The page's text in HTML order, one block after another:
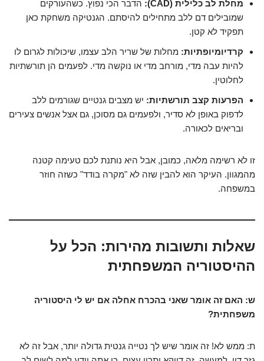
מחלת לב כלילית (CAD):
הדבר הכי נפוץ. כשהעורקים
שמובילים דם ללב מתחילים להיסתם. הגנטיקה משחקת כאן
תפקיד לא קטן.
קרדיומיופתיות: מחלות של שריר הלב עצמו, שיכולות לגרום לו
להיות עבה מדי, מורחב מדי או נוקשה מדי. לפעמים הן תורשתיות
לחלוטין.
הפרעות קצב תורשתיות: יש מצבים גנטיים שגורמים ללב
לדפוק באופן לא סדיר, ולפעמים גם מסוכן, גם אצל אנשים צעירים
ובריאים לכאורה.
זו לא רשימה מלאה, כמובן, אבל היא נותנת לכם טעימה קטנה
מהמגוון. העיקר הוא להבין שזה לא "מקרה בודד" כשזה חוזר
במשפחה.
שאלות ותשובות מהירות: הכל על
ההיסטוריה המשפחתית
ש: האם זה אומר שאני בהכרח אחלה אם יש לי היסטוריה
משפחתית?
ת: ממש לא! זה אומר שיש לך נטייה גנטית גדולה יותר, אבל זה לא